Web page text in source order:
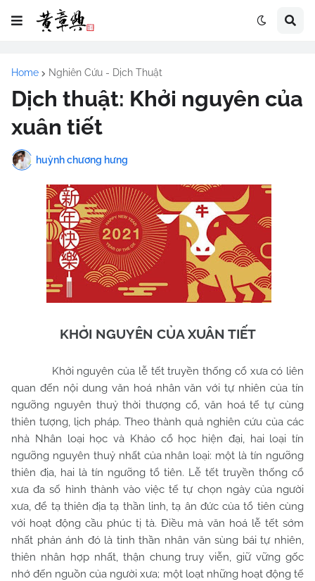
Home Nghiên Cứu - Dịch Thuật
Dịch thuật: Khởi nguyên của
xuân tiết
huỳnh chương hưng
KHỞI NGUYÊN CỦA XUÂN TIẾT
Khởi nguyên của lễ tết truyền thống cổ xưa có liên
quan đến nội dung văn hoá nhân văn với tự nhiên của tín
ngưỡng nguyên thuỷ thời thượng cổ, văn hoá tế tự cùng
thiên tượng, lịch pháp. Theo thành quả nghiên cứu của các
nhà Nhân loại học và Khảo cổ học hiện đại, hai loại tín
ngưỡng nguyên thuỷ nhất của nhân loại: một là tín ngưỡng
thiên địa, hai là tín ngưỡng tổ tiên. Lễ tết truyền thống cổ
xưa đa số hình thành vào việc tế tự chọn ngày của người
xưa, để tạ thiên địa tạ thần linh, tạ ân đức của tổ tiên cùng
với hoạt động cầu phúc tị tà. Điều mà văn hoá lễ tết sớm
nhất phản ánh đó là tinh thần nhân văn sùng bái tự nhiên,
thiên nhân hợp nhất, thận chung truy viễn, giữ vững gốc
nhớ đến nguồn của người xưa; một loạt những hoạt động tế